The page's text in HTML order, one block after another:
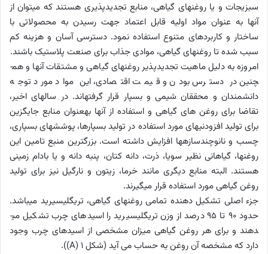
سبزیجات و یا روغن­های گیاهی، منابع تجدیدپذیری هستند که می­توان از
آن­ها به­ عنوان مواد اولیه قابل اعتماد جهت رسیدن به محصولاتی با
ساختار و کاربردهای متنوع استفاده نمود. دسترسی آسان و هزینه کم
سبب شده تا روغن­های گیاهی، موادی جذاب برای صنعت پلاستیک باشند.
امروزه به دلیل ماهیت تجدیدپذیر روغن­های گیاهی و مشتقات آن­ها و هم­
چنین در دسترس بودن و قیمت اقتصادی، این مواد مورد توجه
دانشمندان و محققان شیمی و بسپار قرار گرفته­اند. در سال­های اخیر،
تقاضا برای روغن­ های گیاهی و استفاده از آن­ها به­عنوان منابع جایگزین
برای تولید افزودنی­های مورد استفاده در تولید بسپارها، پوشش­های بسپاری،
چسب و نانوچندسازه­ها افزایش داشته است. بزرگ­ترین منبع تامین این
روغن­ها، گیاهانی نظیر سویا، ذرت، دانه کتان، پنبه دانه و یا بادام زمینی
هستند. البته منابع دیگری مانند خرما، زیتون و نارگیل نیز برای تولید
روغن گیاهی مورد استفاده قرار می­گیرند.
جزء اصلی تشکیل­ دهنده تمامی روغن­های گیاهی، تری­گلیسیرید می­باشد.
حدود 90 تا 95 درصد از وزن تری­گلیسیرید را اسیدهای چرب تشکیل می­
دهند و برای هر روغن گیاهی میزان مشخصی از اسیدهای چرب وجود
دارد که مشخصه آن روغن به­ حساب می ­آید (شکل 1 (
A
)).